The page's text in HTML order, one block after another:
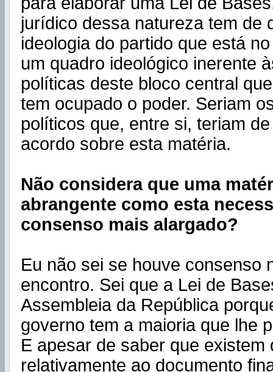
jurídico dessa natureza tem de
ideologia do partido que está
um quadro ideológico inerente
políticas deste bloco central
tem ocupado o poder. Seriam
políticos que, entre si, teriam
acordo sobre esta matéria.
Não considera que uma
abrangente como esta
consenso mais alargado?
Eu não sei se houve consenso
encontro. Sei que a Lei de
Assembleia da República
governo tem a maioria que lhe
E apesar de saber que
relativamente ao documento